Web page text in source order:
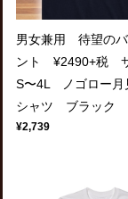
男女兼用 待望のバ
ント ¥2490+税
S〜4L ノゴロー
シャツ ブラック
¥2,739